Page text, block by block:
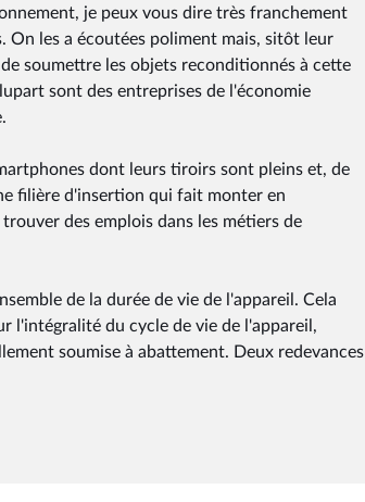
je peux vous dire très franchement
On les a écoutées poliment mais, sitôt leur
soumettre les objets reconditionnés à cette
sont des entreprises de l'économie
dont leurs tiroirs sont pleins et, de
filière d'insertion qui fait monter en
des emplois dans les métiers de
de la durée de vie de l'appareil. Cela
l'intégralité du cycle de vie de l'appareil,
soumise à abattement. Deux redevances